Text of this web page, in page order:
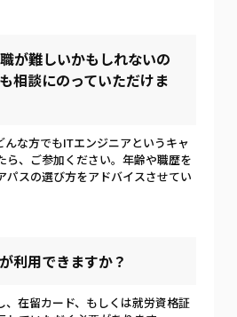
が難しいかもしれないの
相談にのっていただけま
んな方でもITエンジニアというキャ
ら、ご参加ください。年齢や職歴を
パスの選び方をアドバイスさせてい
利用できますか？
、在留カード、もしくは就労資格証